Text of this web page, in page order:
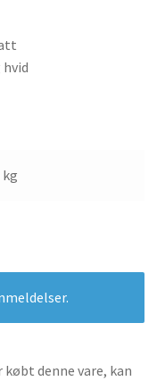
hvid
kg
denne vare, kan